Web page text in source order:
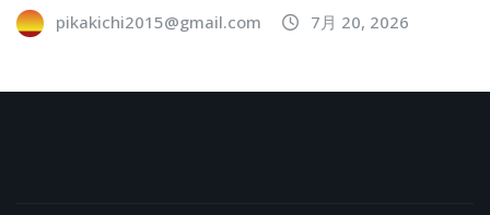
pikakichi2015@gmail.com 7月 20, 2026